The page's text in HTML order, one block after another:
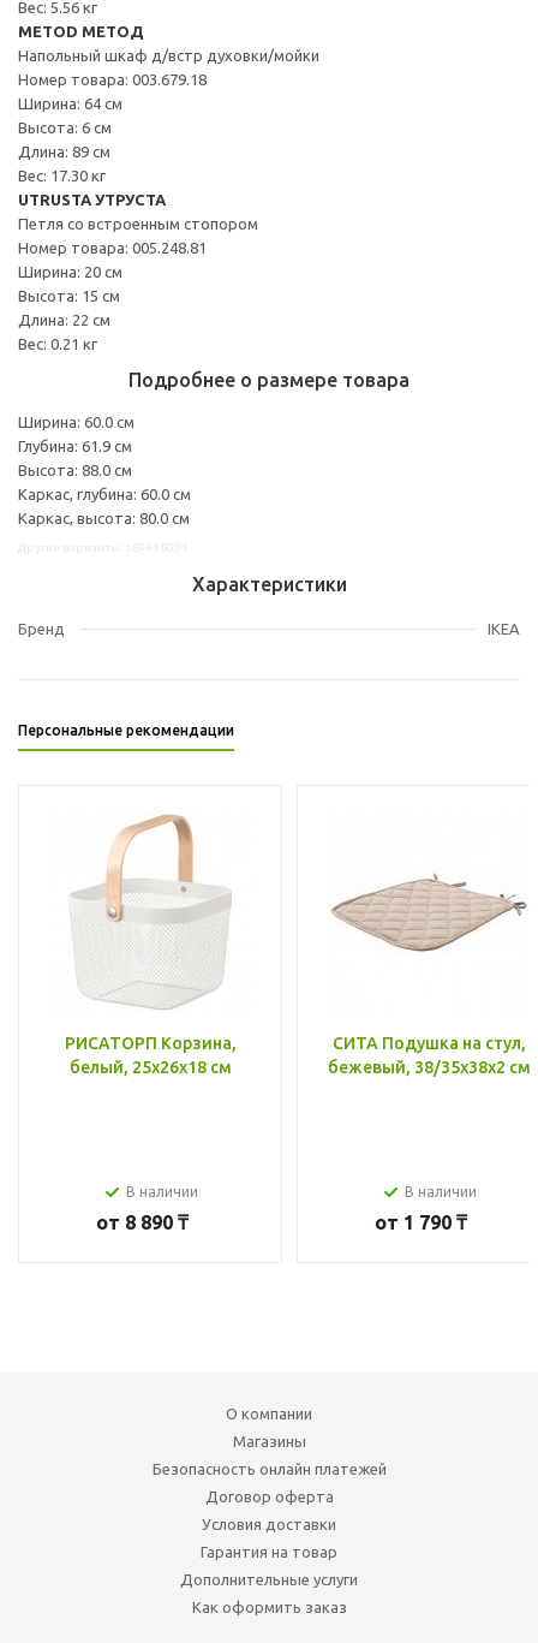
Вес: 5.56 кг
METOD МЕТОД
Напольный шкаф д/встр духовки/мойки
Номер товара: 003.679.18
Ширина: 64 см
Высота: 6 см
Длина: 89 см
Вес: 17.30 кг
UTRUSTA УТРУСТА
Петля со встроенным стопором
Номер товара: 005.248.81
Ширина: 20 см
Высота: 15 см
Длина: 22 см
Вес: 0.21 кг
Подробнее о размере товара
Ширина: 60.0 см
Глубина: 61.9 см
Высота: 88.0 см
Каркас, глубина: 60.0 см
Каркас, высота: 80.0 см
Характеристики
Бренд IKEA
Персональные рекомендации
РИСАТОРП Корзина,
белый, 25x26x18 см
В наличии
от 8 890 ₸
СИТА Подушка на стул,
бежевый, 38/35x38x2 см
В наличии
от 1 790 ₸
О компании
Магазины
Безопасность онлайн платежей
Договор оферта
Условия доставки
Гарантия на товар
Дополнительные услуги
Как оформить заказ